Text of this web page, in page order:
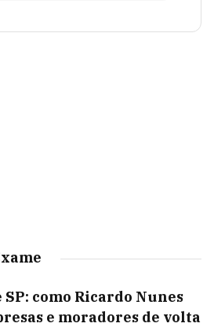
como Ricardo Nunes
e moradores de volta